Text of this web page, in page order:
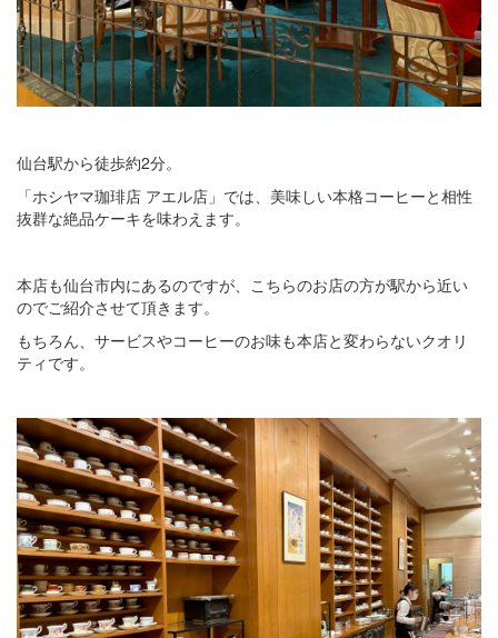
仙台駅から徒歩約2分。
「ホシヤマ珈琲店 アエル店」では、美味しい本格コーヒーと相性
抜群な絶品ケーキを味わえます。
本店も仙台市内にあるのですが、こちらのお店の方が駅から近い
のでご紹介させて頂きます。
もちろん、サービスやコーヒーのお味も本店と変わらないクオリ
ティです。